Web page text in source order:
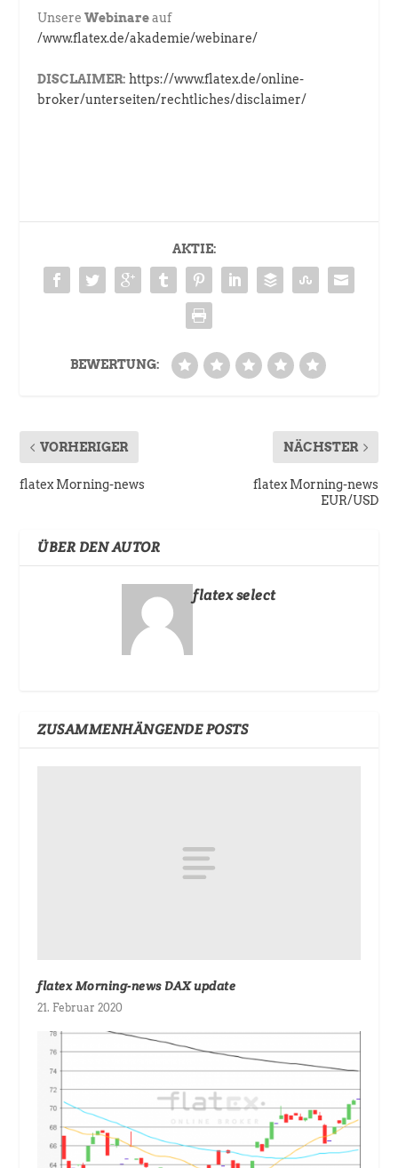
UnsereWebinareauf
/www.flatex.de/akademie/webinare/
DISCLAIMER: https://www.flatex.de/online-
broker/unterseiten/rechtliches/disclaimer/
AKTIE:
BEWERTUNG:
VORHERIGER
flatex Morning-news
NÄCHSTER
flatex Morning-news
EUR/USD
ÜBER DEN AUTOR
flatex select
ZUSAMMENHÄNGENDE POSTS
flatex Morning-news DAX update
21. Februar 2020